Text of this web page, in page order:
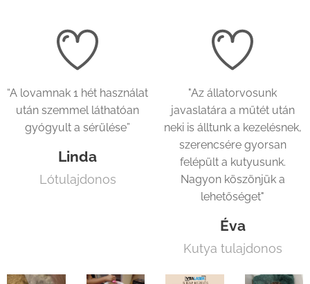
“A lovamnak 1 hét használat
után szemmel láthatóan
gyógyult a sérülése”
Linda
Lótulajdonos
"Az állatorvosunk
javaslatára a műtét után
neki is álltunk a kezelésnek,
szerencsére gyorsan
felépült a kutyusunk.
Nagyon köszönjük a
lehetőséget"
Éva
Kutya tulajdonos